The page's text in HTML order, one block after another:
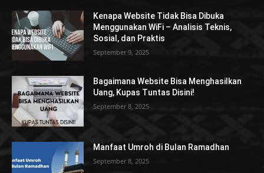
Kenapa Website Tidak Bisa Dibuka
Menggunakan WiFi – Analisis Teknis,
Sosial, dan Praktis
September 9, 2025
Bagaimana Website Bisa Menghasilkan
Uang, Kupas Tuntas Disini!
September 8, 2025
Manfaat Umroh di Bulan Ramadhan
September 8, 2025